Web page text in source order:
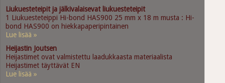
Liukuesteteipit ja jälkivalaisevat liukuesteteipit
1 Liukuesteteippi Hi-bond HAS900 25 mm x 18 m musta : Hi-
bond HAS900 on hiekkapaperipintainen
Lue lisää »
Heijastin Joutsen
Heijastimet ovat valmistettu laadukkaasta materiaalista
Heijastimet täyttävät EN
Lue lisää »